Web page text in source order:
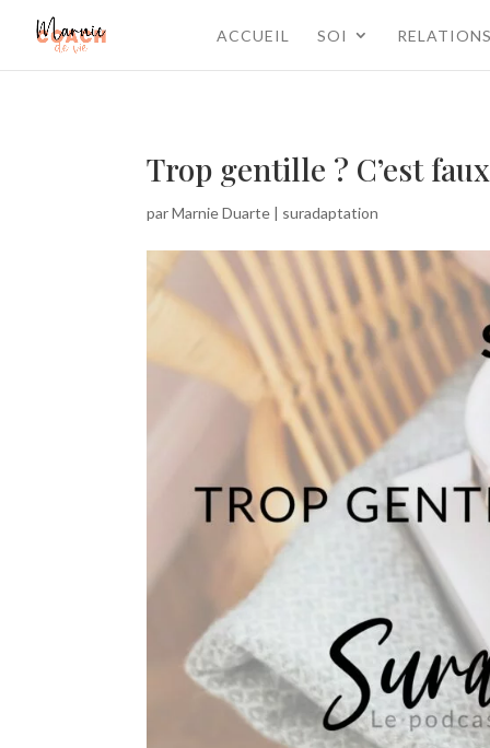
ACCUEIL SOI
Trop gentille ? C’est
parMarnie Duarte | suradaptation